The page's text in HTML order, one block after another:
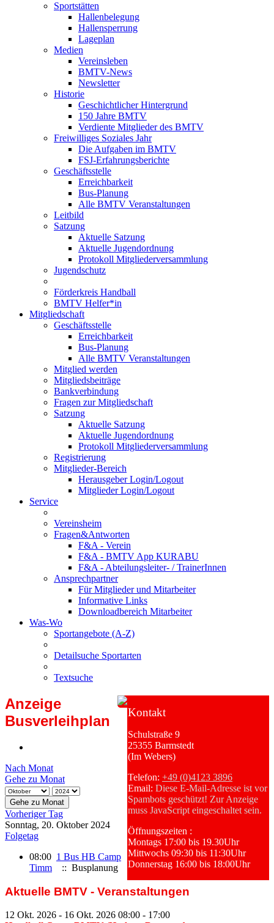
Sportstätten
Hallenbelegung
Hallensperrung
Lageplan
Medien
Vereinsleben
BMTV-News
Newsletter
Historie
Geschichtlicher Hintergrund
150 Jahre BMTV
Verdiente Mitglieder des BMTV
Freiwilliges Soziales Jahr
Die Aufgaben im BMTV
FSJ-Erfahrungsberichte
Geschäftsstelle
Erreichbarkeit
Bus-Planung
Alle BMTV Veranstaltungen
Leitbild
Satzung
Aktuelle Satzung
Aktuelle Jugendordnung
Protokoll Mitgliederversammlung
Jugendschutz
Förderkreis Handball
BMTV Helfer*in
Mitgliedschaft
Geschäftsstelle
Erreichbarkeit
Bus-Planung
Alle BMTV Veranstaltungen
Mitglied werden
Mitgliedsbeiträge
Bankverbindung
Fragen zur Mitgliedschaft
Satzung
Aktuelle Satzung
Aktuelle Jugendordnung
Protokoll Mitgliederversammlung
Registrierung
Mitglieder-Bereich
Herausgeber Login/Logout
Mitglieder Login/Logout
Service
Vereinsheim
Fragen&Antworten
F&A - Verein
F&A - BMTV App KURABU
F&A - Abteilungsleiter- / TrainerInnen
Ansprechpartner
Für Mitglieder und Mitarbeiter
Informative Links
Downloadbereich Mitarbeiter
Was-Wo
Sportangebote (A-Z)
Detailsuche Sportarten
Textsuche
Kontakt
Schulstraße 9
25355 Barmstedt
(Im Webers)
Telefon: +49 (0)4123 3896
Email: Diese E-Mail-Adresse ist vor
Spambots geschützt! Zur Anzeige
muss JavaScript eingeschaltet sein.
Öffnungszeiten :
Montags 17:00 bis 19.30Uhr
Mittwochs 09:30 bis 11:30Uhr
Donnerstag 16:00 bis 18:00Uhr
Anzeige
Busverleihplan
Nach Monat
Gehe zu Monat
Gehe zu Monat
Vorheriger Tag
Sonntag, 20. Oktober 2024
Folgetag
08:00 1 Bus HB Camp
Timm
:: Busplanung
Aktuelle BMTV - Veranstaltungen
12 Okt. 2026 - 16 Okt. 2026 08:00 - 17:00